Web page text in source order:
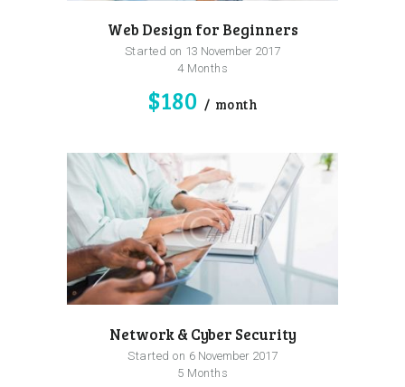
Web Design for Beginners
Started on 13 November 2017
4 Months
$180 month
Network & Cyber Security
Started on 6 November 2017
5 Months